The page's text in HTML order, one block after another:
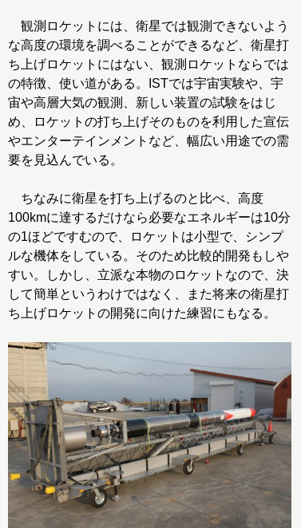
観測ロケットには、衛星では観測できないよう
な高度の環境を調べることができるなど、衛星打
ち上げロケットにはない、観測ロケットならでは
の特徴、使い道がある。ISTでは宇宙実験や、宇
宙や高層大気の観測、新しい装置の試験をはじ
め、ロケットの打ち上げそのものを利用した宣伝
やエンターテインメントなど、幅広い用途での需
要を見込んでいる。
ちなみに衛星を打ち上げるのと比べ、高度
100kmに達するだけなら必要なエネルギーは10分
の1ほどですむので、ロケットは小型で、シンプ
ルな機体をしている。そのため比較的開発もしや
すい。しかし、立派な本物のロケットなので、決
して簡単というわけではなく、また将来の衛星打
ち上げロケットの開発に向けた練習にもなる。